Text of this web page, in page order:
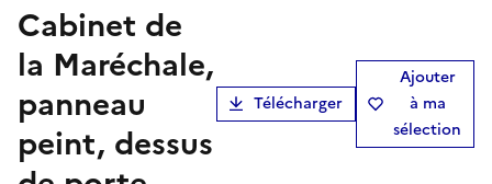
Cabinet de
la Maréchale,
panneau
peint, dessus
Télécharger
Ajouter
à ma
sélection